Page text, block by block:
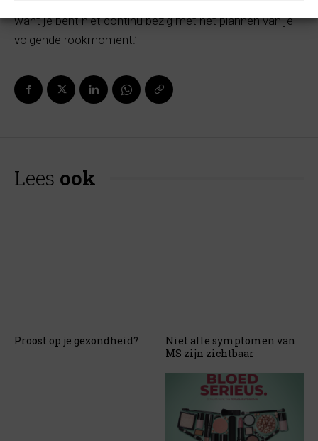
want je bent niet continu bezig met het plannen van je
volgende rookmoment.’
Lees ook
Proost op je gezondheid?
Niet alle symptomen van
MS zijn zichtbaar